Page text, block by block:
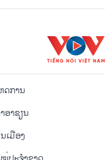
ດການ
ອາຊຽນ
ເມືອງ